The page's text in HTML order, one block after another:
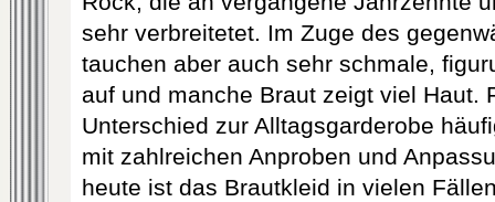
sehr verbreitetet. Im Zuge des
tauchen aber auch sehr schmale,
auf und manche Braut zeigt viel Haut.
Unterschied zur Alltagsgarderobe
mit zahlreichen Anproben und
heute ist das Brautkleid in vielen